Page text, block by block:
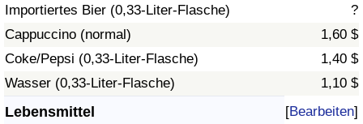
Importiertes Bier (0,33-Liter-Flasche)
?
Cappuccino (normal)
1,60 $
Coke/Pepsi (0,33-Liter-Flasche)
1,40 $
Wasser (0,33-Liter-Flasche)
1,10 $
Lebensmittel [Bearbeiten]
Kriminalitäts-Index (aktuell)
Kriminalitäts-Index
Kriminalitätsindex nach Land